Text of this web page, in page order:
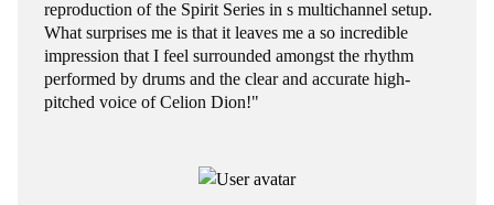
reproduction of the Spirit Series in s multichannel setup.
What surprises me is that it leaves me a so incredible
impression that I feel surrounded amongst the rhythm
performed by drums and the clear and accurate high-
pitched voice of Celion Dion!"